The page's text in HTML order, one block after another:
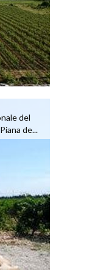
del
de...